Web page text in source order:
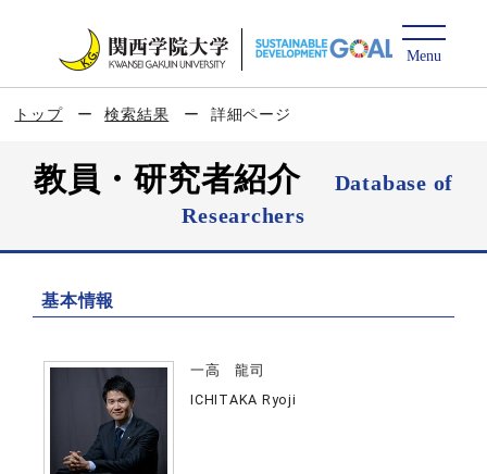
トップ 検索結果 詳細ページ
教員・研究者紹介
Database of
Researchers
基本情報
一高 龍司
ICHITAKA Ryoji